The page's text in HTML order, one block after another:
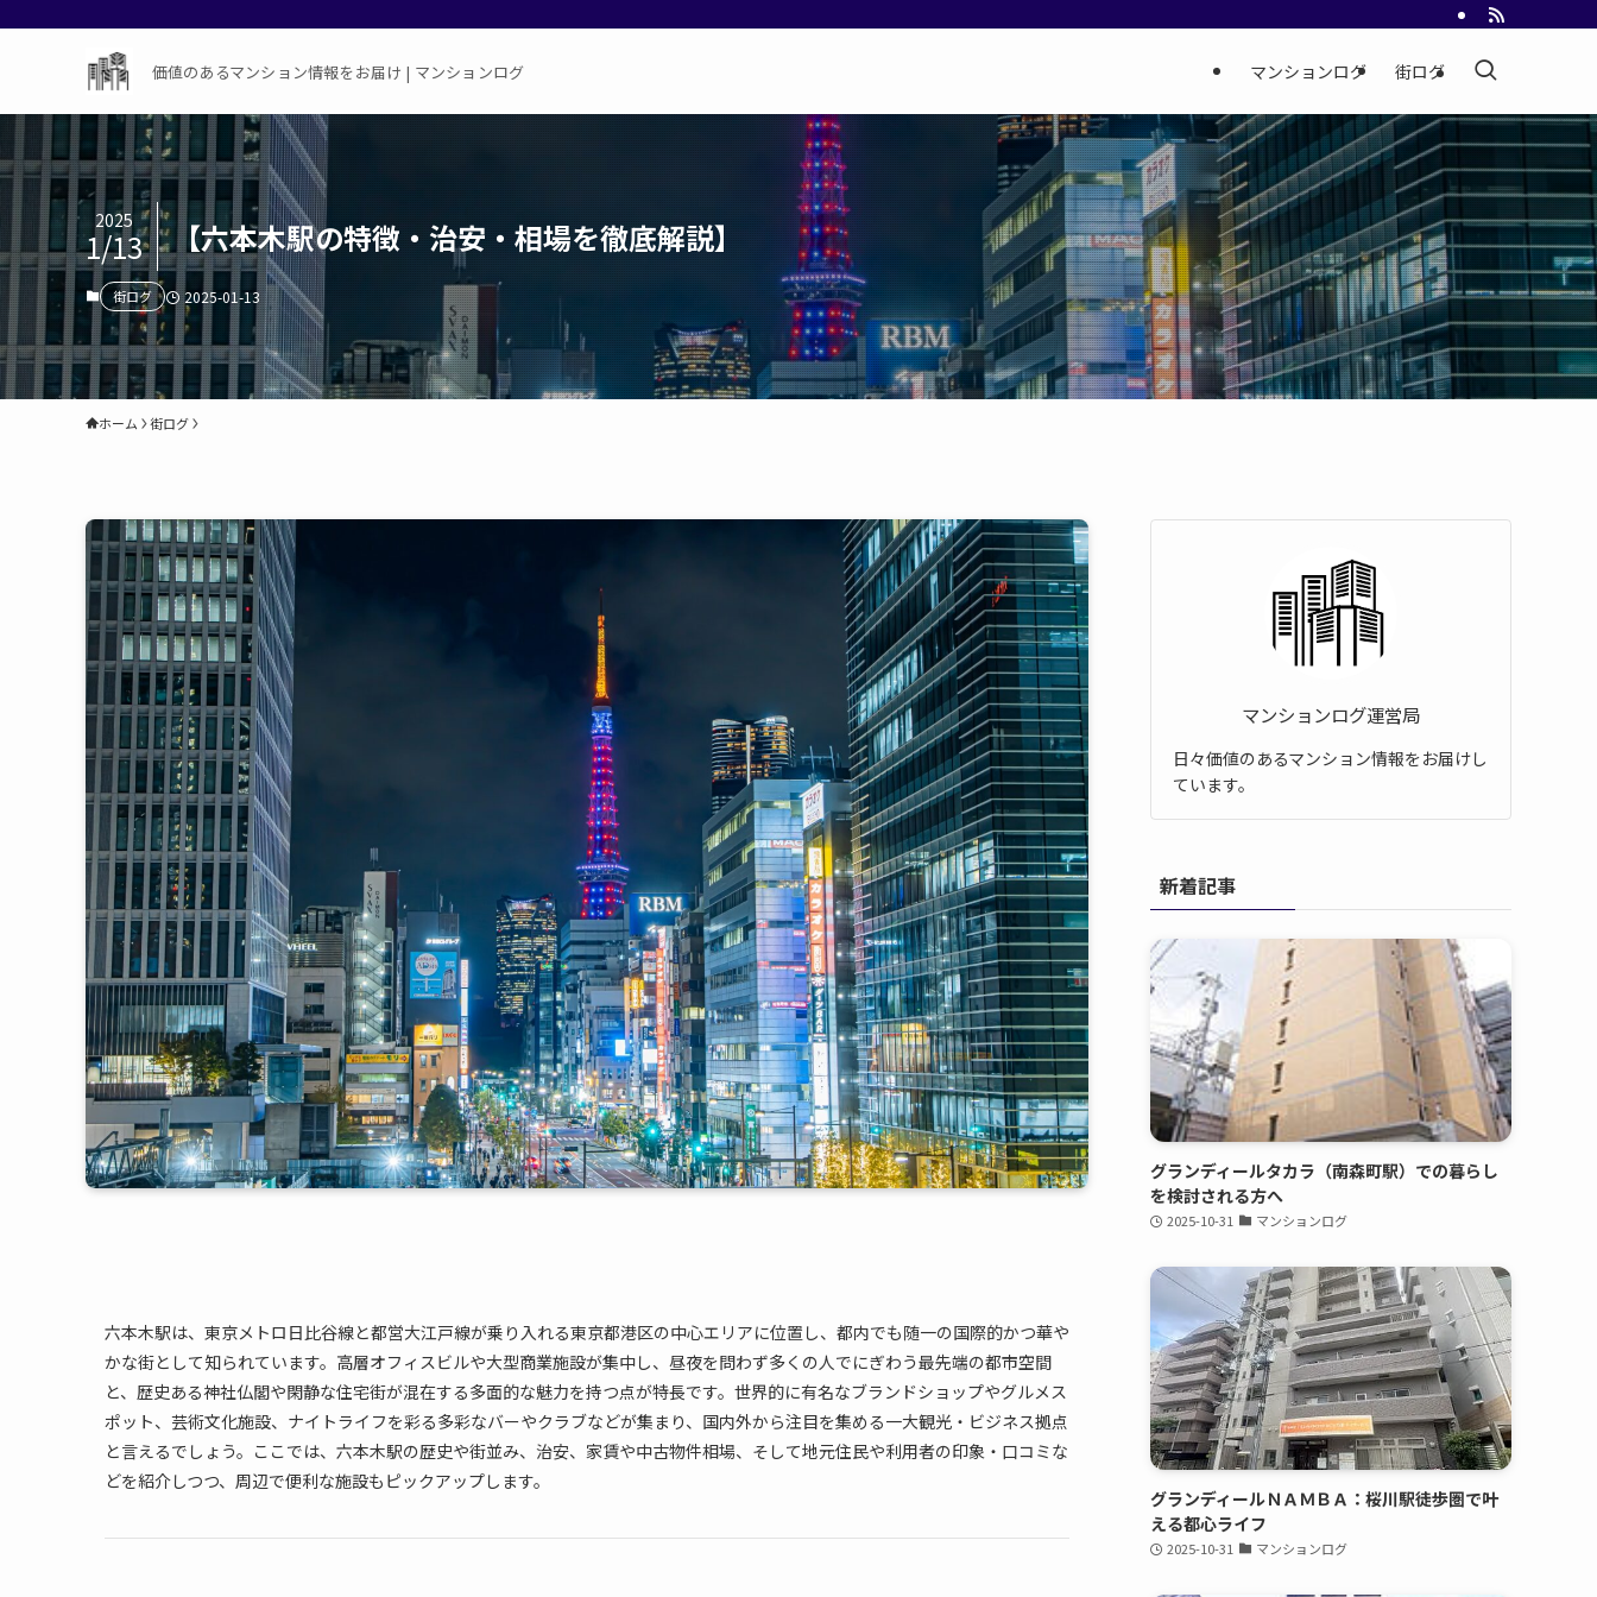
価値のあるマンション情報をお届け | マンションログ マンションログ 街ログ
【六本木駅の特徴・治安・相場を徹底解説】
2025
1/13
街ログ 2025-01-13
ホーム 街ログ
六本木駅は、東京メトロ日比谷線と都営大江戸線が乗り入れる東京都港区の中心エリアに位置し、都内でも随一の国際的かつ華や
かな街として知られています。高層オフィスビルや大型商業施設が集中し、昼夜を問わず多くの人でにぎわう最先端の都市空間
と、歴史ある神社仏閣や閑静な住宅街が混在する多面的な魅力を持つ点が特長です。世界的に有名なブランドショップやグルメス
ポット、芸術文化施設、ナイトライフを彩る多彩なバーやクラブなどが集まり、国内外から注目を集める一大観光・ビジネス拠点
と言えるでしょう。ここでは、六本木駅の歴史や街並み、治安、家賃や中古物件相場、そして地元住民や利用者の印象・口コミな
どを紹介しつつ、周辺で便利な施設もピックアップします。
マンションログ運営局
日々価値のあるマンション情報をお届けし
ています。
新着記事
グランディールタカラ（南森町駅）での暮らし
を検討される方へ
2025-10-31 マンションログ
グランディールＮＡＭＢＡ：桜川駅徒歩圏で叶
える都心ライフ
2025-10-31 マンションログ